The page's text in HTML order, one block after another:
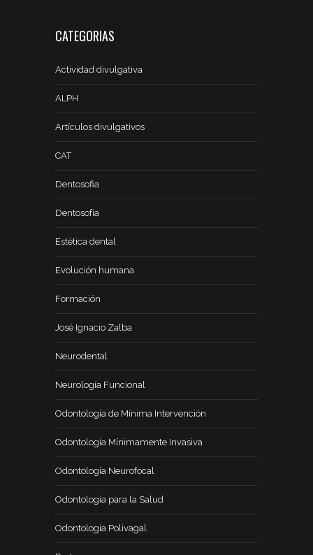
CATEGORIAS
Actividad divulgativa
ALPH
Artículos divulgativos
CAT
Dentosofia
Dentosofía
Estética dental
Evolución humana
Formación
José Ignacio Zalba
Neurodental
Neurología Funcional
Odontología de Mínima Intervención
Odontología Mínimamente Invasiva
Odontología Neurofocal
Odontología para la Salud
Odontología Polivagal